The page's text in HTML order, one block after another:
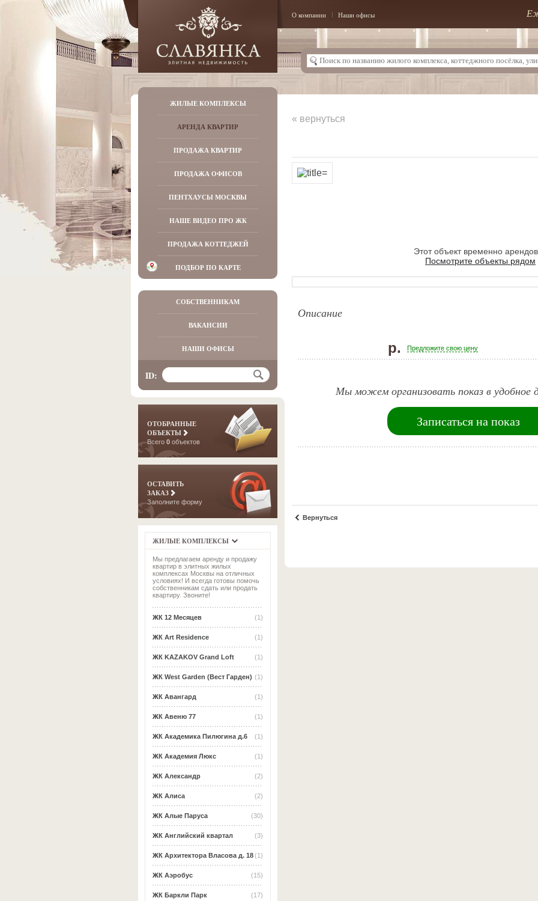
О компании Наши офисы
ЖИЛЫЕ КОМПЛЕКСЫ
АРЕНДА КВАРТИР
ПРОДАЖА КВАРТИР
ПРОДАЖА ОФИСОВ
ПЕНТХАУСЫ МОСКВЫ
НАШЕ ВИДЕО ПРО ЖК
ПРОДАЖА КОТТЕДЖЕЙ
ПОДБОР ПО КАРТЕ
СОБСТВЕННИКАМ
ВАКАНСИИ
НАШИ ОФИСЫ
ID:
ОТОБРАННЫЕ
ОБЪЕКТЫ
Всего 0 объектов
ОСТАВИТЬ
ЗАКАЗ
Заполните форму
ЖИЛЫЕ КОМПЛЕКСЫ
Мы предлагаем аренду и продажу
квартир в элитных жилых
комплексах Москвы на отличных
условиях! И всегда готовы помочь
собственникам сдать или продать
квартиру. Звоните!
(1)
ЖК 12 Месяцев
(1)
ЖК Art Residence
(1)
ЖК KAZAKOV Grand Loft
(1)
ЖК West Garden (Вест Гарден)
(1)
ЖК Авангард
(1)
ЖК Авеню 77
(1)
ЖК Академика Пилюгина д.6
(1)
ЖК Академия Люкс
(2)
ЖК Александр
(2)
ЖК Алиса
(30)
ЖК Алые Паруса
(3)
ЖК Английский квартал
(1)
ЖК Архитектора Власова д. 18
(15)
ЖК Аэробус
(17)
ЖК Баркли Парк
« вернуться
Этот объект временно
Посмотрите объекты рядом
Описание
р. Предложите свою цену
Мы можем организовать показ в удобное
Записаться на показ
Вернуться